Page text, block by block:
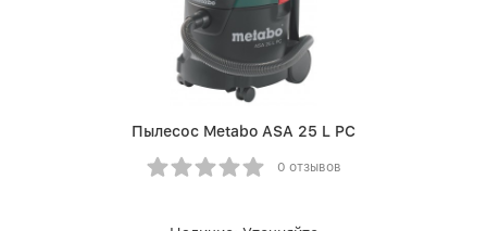
Пылесос Metabo ASA 25 L PC
0 отзывов